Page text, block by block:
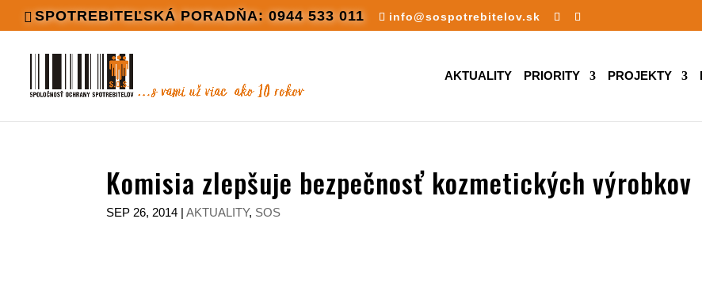
SPOTREBITEĽSKÁ PORADŇA: 0944 533 011 info@sospotrebitelov.sk
AKTUALITY PRIORITY PROJEKTY
Komisia zlepšuje bezpečnosť kozmetických výrobkov
SEP 26, 2014 |AKTUALITY, SOS